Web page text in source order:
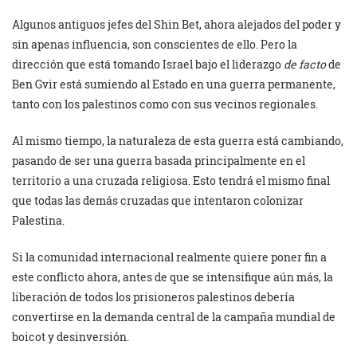
Algunos antiguos jefes del Shin Bet, ahora alejados del poder y
sin apenas influencia, son conscientes de ello. Pero la
dirección que está tomando Israel bajo el liderazgo de factode
Ben Gvir está sumiendo al Estado en una guerra permanente,
tanto con los palestinos como con sus vecinos regionales.
Al mismo tiempo, la naturaleza de esta guerra está cambiando,
pasando de ser una guerra basada principalmente en el
territorio a una cruzada religiosa. Esto tendrá el mismo final
que todas las demás cruzadas que intentaron colonizar
Palestina.
Si la comunidad internacional realmente quiere poner fin a
este conflicto ahora, antes de que se intensifique aún más, la
liberación de todos los prisioneros palestinos debería
convertirse en la demanda central de la campaña mundial de
boicot y desinversión.